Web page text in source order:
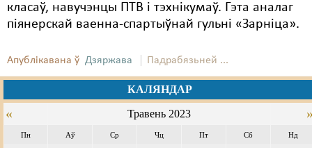
класаў, навучэнцы ПТВ і тэхнікумаў. Гэта аналаг
піянерскай ваенна-спартыўнай гульні «Зарніца».
Апублікавана ў Дзяржава Падрабязьней ...
КАЛЯНДАР
« Травень 2023
Пн Аў Ср Чц Пт Сб Нд